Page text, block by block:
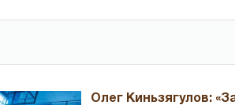
Олег Киньзягулов: